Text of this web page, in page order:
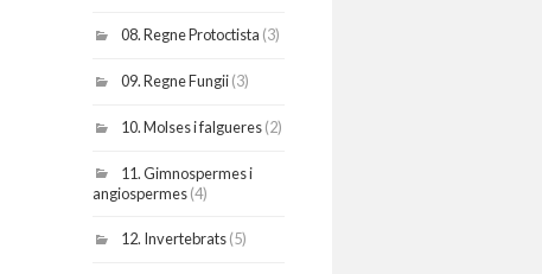
08. Regne Protoctista (3)
09. Regne Fungii(3)
10. Molses i falgueres(2)
11. Gimnospermes i
angiospermes(4)
12. Invertebrats(5)